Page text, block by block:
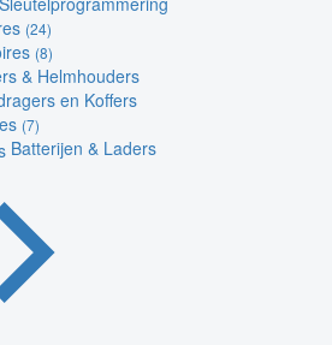
(24)
(8)
& Helmhouders
en Koffers
(7)
Batterijen & Laders